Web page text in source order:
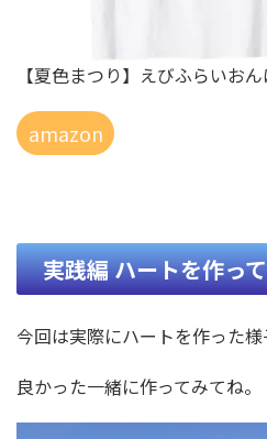
【夏色まつり】えびふらいお
amazon
実践編 ハートを作っ
今回は実際にハートを作った様
良かった一緒に作ってみてね。